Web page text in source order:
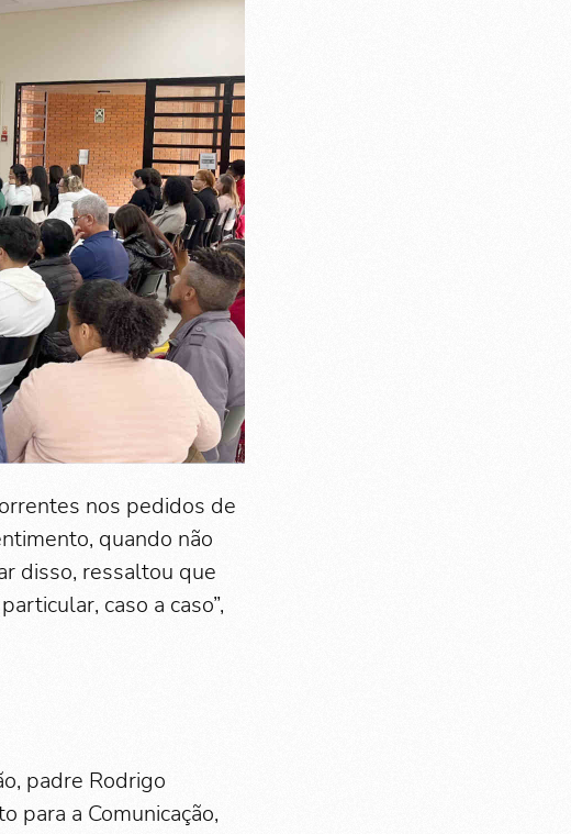
nos pedidos de
quando não
disso, ressaltou que
caso a caso”,
padre Rodrigo
para a Comunicação,